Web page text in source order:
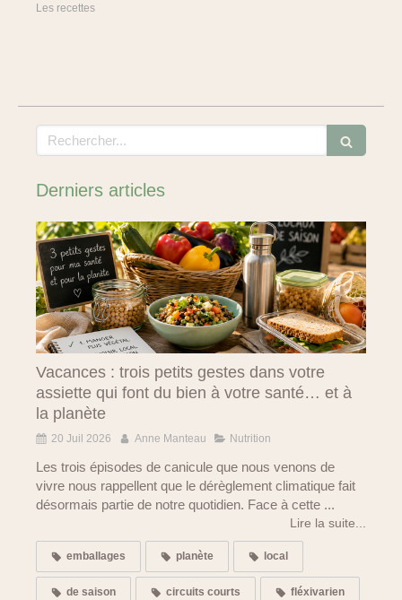
Les recettes
Rechercher
Derniers articles
Vacances : trois petits gestes dans votre
assiette qui font du bien à votre santé… et à
la planète
20 Juil 2026 Anne Manteau Nutrition
Les trois épisodes de canicule que nous venons de
vivre nous rappellent que le dérèglement climatique fait
désormais partie de notre quotidien. Face à cette ...
Lire la suite...
emballages planète local
de saison circuits courts fléxivarien